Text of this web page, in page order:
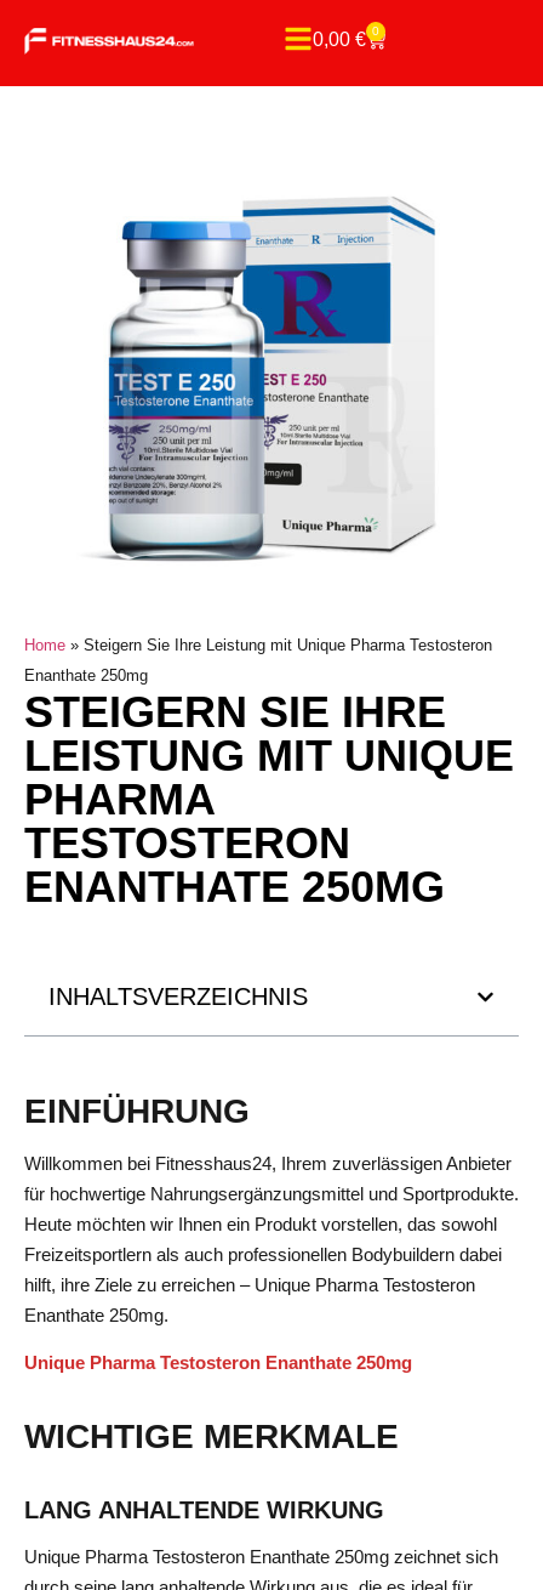
0,00 € 0
Home » Steigern Sie Ihre Leistung mit Unique Pharma Testosteron
Enanthate 250mg
STEIGERN SIE IHRE
LEISTUNG MIT UNIQUE
PHARMA
TESTOSTERON
ENANTHATE 250MG
INHALTSVERZEICHNIS
EINFÜHRUNG
Willkommen bei Fitnesshaus24, Ihrem zuverlässigen Anbieter
für hochwertige Nahrungsergänzungsmittel und Sportprodukte.
Heute möchten wir Ihnen ein Produkt vorstellen, das sowohl
Freizeitsportlern als auch professionellen Bodybuildern dabei
hilft, ihre Ziele zu erreichen – Unique Pharma Testosteron
Enanthate 250mg.
Unique Pharma Testosteron Enanthate 250mg
WICHTIGE MERKMALE
LANG ANHALTENDE WIRKUNG
Unique Pharma Testosteron Enanthate 250mg zeichnet sich